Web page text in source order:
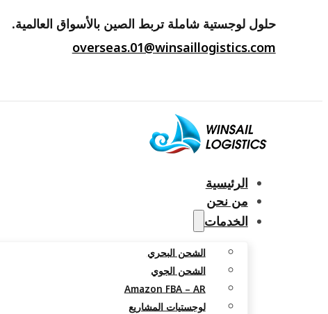
حلول لوجستية شاملة تربط الصين بالأسواق العالمية.
overseas.01@winsaillogistics.com
الرئيسية
من نحن
الخدمات
الشحن البحري
الشحن الجوي
Amazon FBA – AR
لوجستيات المشاريع